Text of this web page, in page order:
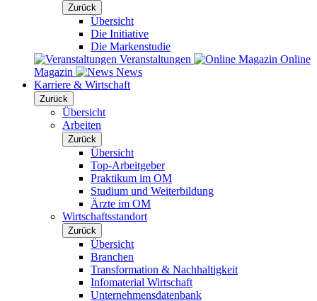
Zurück
Übersicht
Die Initiative
Die Markenstudie
Veranstaltungen
Online
Magazin
News
Karriere & Wirtschaft
Zurück
Übersicht
Arbeiten
Zurück
Übersicht
Top-Arbeitgeber
Praktikum im OM
Studium und Weiterbildung
Ärzte im OM
Wirtschaftsstandort
Zurück
Übersicht
Branchen
Transformation & Nachhaltigkeit
Infomaterial Wirtschaft
Unternehmensdatenbank